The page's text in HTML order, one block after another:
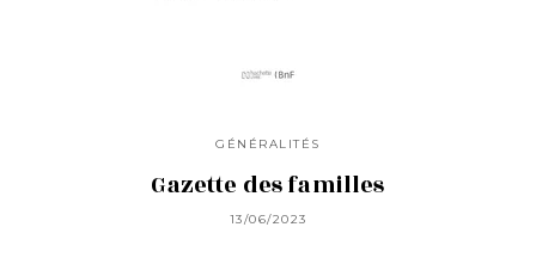
GÉNÉRALITÉS
Gazette des familles
13/06/2023